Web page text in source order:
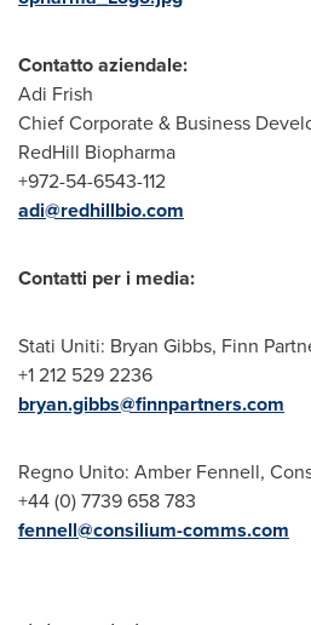
Contatto aziendale:
Adi Frish
Chief Corporate & Business
RedHill Biopharma
+972-54-6543-112
adi@redhillbio.com
Contatti per i media:
Stati Uniti: Bryan Gibbs, Finn
+1 212 529 2236
bryan.gibbs@finnpartners.com
Regno Unito: Amber Fennell,
+44 (0) 7739 658 783
fennell@consilium-comms.com